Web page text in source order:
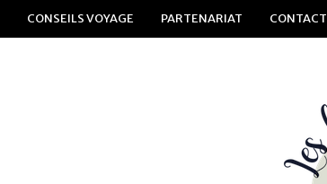
CONSEILS VOYAGE PARTENARIAT CONTACT